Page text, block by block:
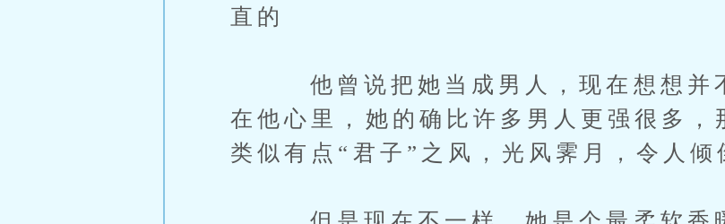
直的
他曾说把她当成男人，现在想想并不
在他心里，她的确比许多男人更强很多，
类似有点“君子”之风，光风霁月，令人倾